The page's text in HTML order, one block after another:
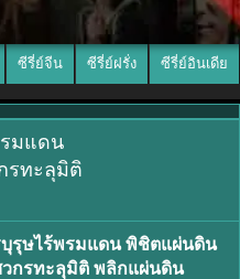
ซีรี่ย์จีน ซีรี่ย์ฝรั่ง ซีรี่ย์อินเดีย
มแดน
รทะลุมิติ
บุรุษไร้พรมแดน พิชิตแผ่นดิน
กรทะลุมิติ พลิกแผ่นดิน